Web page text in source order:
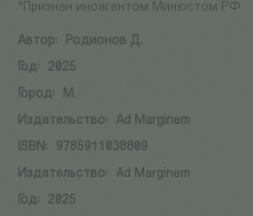
*Признан иноагентом Минюстом РФ
Автор:
Родионов Д.
Год:
2025
Город:
М.
Издательство:
Ad Marginem
ISBN:
9785911038809
Издательство:
Ad Marginem
Год:
2025